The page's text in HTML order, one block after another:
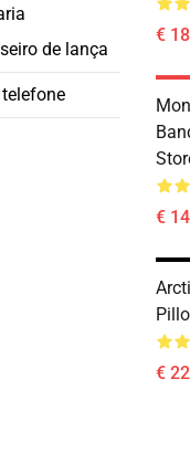
de lança
€
€
€